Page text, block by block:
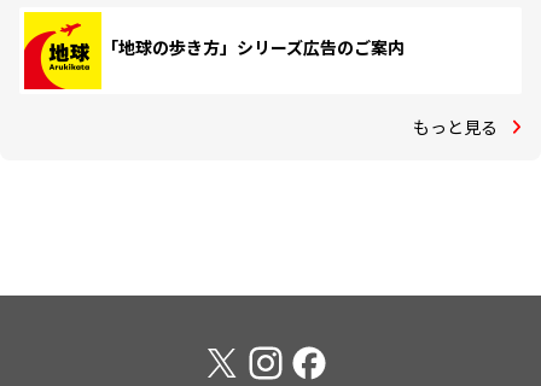
「地球の歩き方」シリーズ広告のご案内
もっと見る